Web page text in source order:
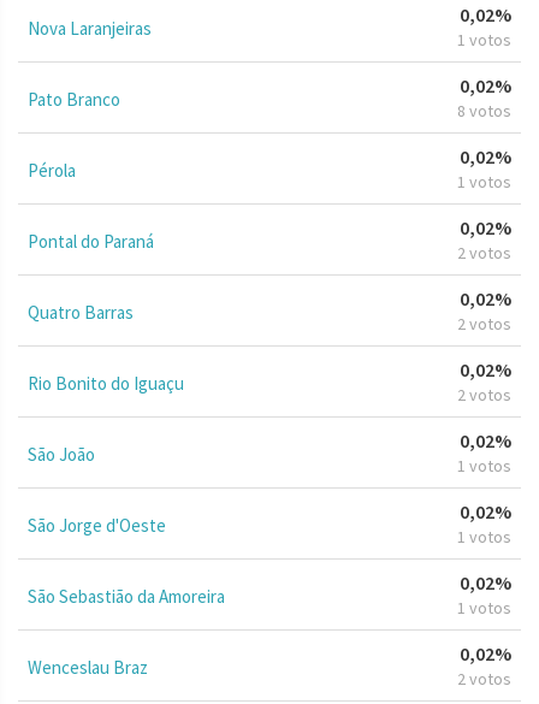
Nova Laranjeiras
0,02%
1 votos
Pato Branco
0,02%
8 votos
Pérola
0,02%
1 votos
Pontal do Paraná
0,02%
2 votos
Quatro Barras
0,02%
2 votos
Rio Bonito do Iguaçu
0,02%
2 votos
São João
0,02%
1 votos
São Jorge d'Oeste
0,02%
1 votos
São Sebastião da Amoreira
0,02%
1 votos
Wenceslau Braz
0,02%
2 votos